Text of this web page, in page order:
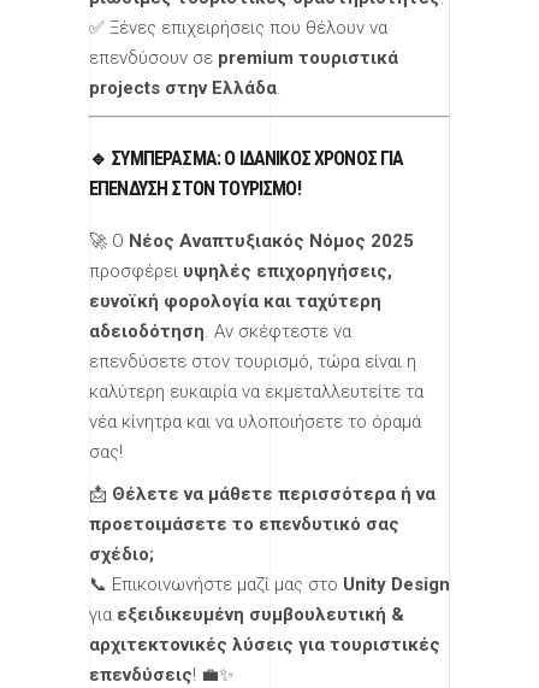
✅ Ξένες επιχειρήσεις που θέλουν να
επενδύσουν σε premium τουριστικά
projects στην Ελλάδα.
🔹 ΣΥΜΠΈΡΑΣΜΑ: Ο ΙΔΑΝΙΚΌΣ ΧΡΌΝΟΣ ΓΙΑ
ΕΠΈΝΔΥΣΗ ΣΤΟΝ ΤΟΥΡΙΣΜΌ!
🚀 Ο Νέος Αναπτυξιακός Νόμος 2025
προσφέρει υψηλές επιχορηγήσεις,
ευνοϊκή φορολογία και ταχύτερη
αδειοδότηση. Αν σκέφτεστε να
επενδύσετε στον τουρισμό, τώρα είναι η
καλύτερη ευκαιρία να εκμεταλλευτείτε τα
νέα κίνητρα και να υλοποιήσετε το όραμά
σας!
📩 Θέλετε να μάθετε περισσότερα ή να
προετοιμάσετε το επενδυτικό σας
σχέδιο;
📞 Επικοινωνήστε μαζί μας στο Unity Design
για εξειδικευμένη συμβουλευτική &
αρχιτεκτονικές λύσεις για τουριστικές
επενδύσεις! 💼✨